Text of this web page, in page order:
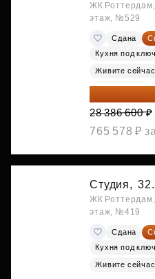
ЖК Роттердам,
этаж, №529
Сдана
Кухня под ключ
Живите
25 264 074
28 386 600 ₽
765 578 ₽
Студия,
ЖК Роттердам,
этаж, №419
Сдана
Кухня под ключ
Живите